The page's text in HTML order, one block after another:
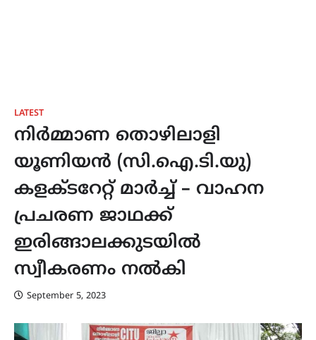
LATEST
നിർമ്മാണ തൊഴിലാളി
യൂണിയൻ (സി.ഐ.ടി.യു)
കളക്ടറേറ്റ് മാർച്ച് – വാഹന
പ്രചരണ ജാഥക്ക്
ഇരിങ്ങാലക്കുടയിൽ
സ്വീകരണം നൽകി
September 5, 2023